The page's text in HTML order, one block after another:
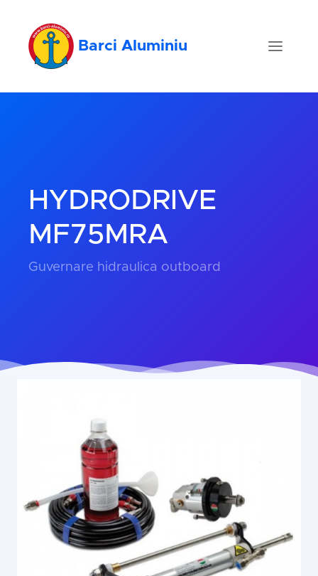
Barci Aluminiu
HYDRODRIVE
MF75MRA
Guvernare hidraulica outboard